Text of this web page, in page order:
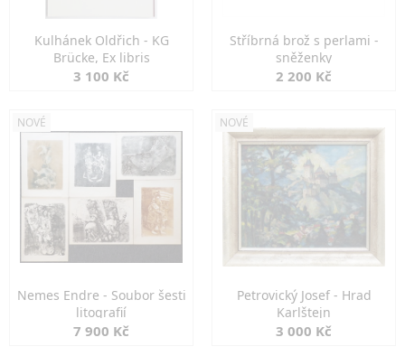
Kulhánek Oldřich - KG
Brücke, Ex libris
3 100 Kč
Stříbrná brož s perlami -
sněženky
2 200 Kč
NOVÉ
Nemes Endre - Soubor šesti
litografií
7 900 Kč
NOVÉ
Petrovický Josef - Hrad
Karlštejn
3 000 Kč